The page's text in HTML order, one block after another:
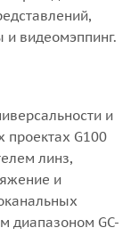
и видеомэппинг.
и
проектах G100
линз,
и
диапазоном GC-